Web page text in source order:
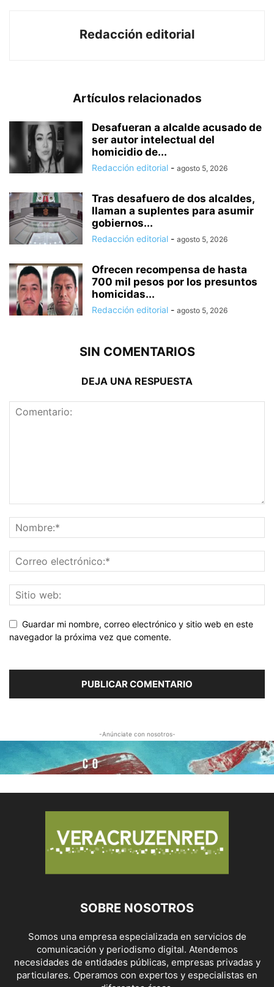
Redacción editorial
Artículos relacionados
Desafueran a alcalde acusado de
ser autor intelectual del
homicidio de...
Redacción editorial - agosto 5, 2026
Tras desafuero de dos alcaldes,
llaman a suplentes para asumir
gobiernos...
Redacción editorial - agosto 5, 2026
Ofrecen recompensa de hasta
700 mil pesos por los presuntos
homicidas...
Redacción editorial - agosto 5, 2026
SIN COMENTARIOS
DEJA UNA RESPUESTA
Guardar mi nombre, correo electrónico y sitio web en este
navegador la próxima vez que comente.
-Anúnciate con nosotros-
SOBRE NOSOTROS
Somos una empresa especializada en servicios de
comunicación y periodismo digital. Atendemos
necesidades de entidades públicas, empresas privadas y
particulares. Operamos con expertos y especialistas en